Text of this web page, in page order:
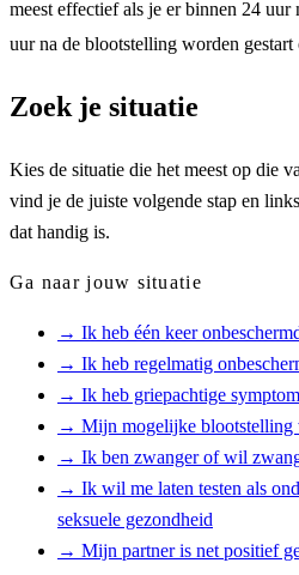
meest effectief als je er binnen 24 uur
uur na de blootstelling worden
Zoek je situatie
Kies de situatie die het meest op die
vind je de juiste volgende stap en
dat handig is.
Ga naar jouw situatie
→ Ik heb één keer
→ Ik heb regelmatig
→ Ik heb griepachtige
→ Mijn mogelijke blootstelling
→ Ik ben zwanger of wil
→ Ik wil me laten testen als
seksuele gezondheid
→ Mijn partner is net positief